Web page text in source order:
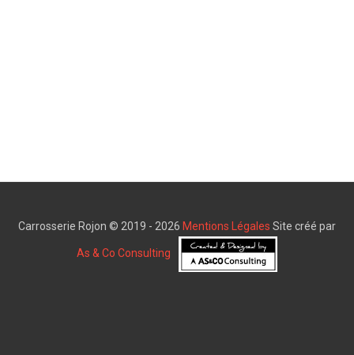
Carrosserie Rojon © 2019 - 2026 Mentions Légales Site créé par
As & Co Consulting